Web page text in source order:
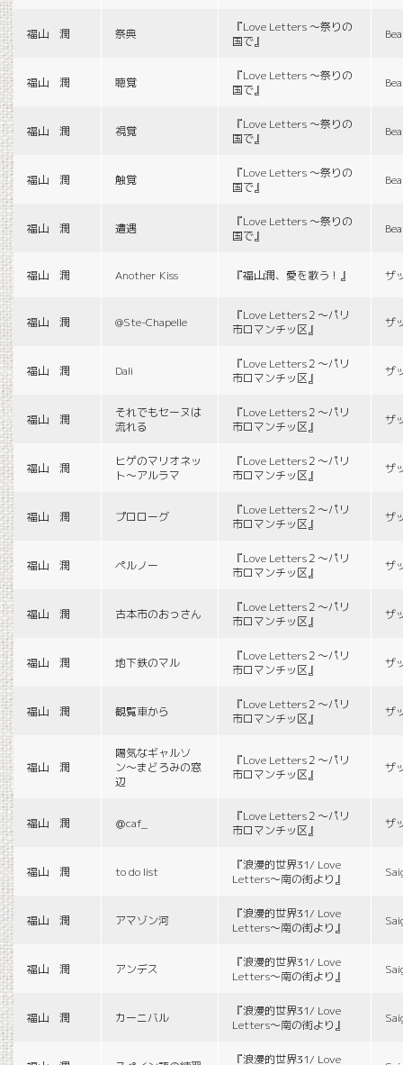
福山 潤 祭典
『Love Letters 〜祭りの
国で』
福山 潤 聴覚
『Love Letters 〜祭りの
国で』
福山 潤 視覚
『Love Letters 〜祭りの
国で』
福山 潤 触覚
『Love Letters 〜祭りの
国で』
福山 潤 遭遇
『Love Letters 〜祭りの
国で』
福山 潤 Another Kiss 『福山潤、愛を歌う！』 ザ
福山 潤 @Ste-Chapelle
『Love Letters２〜パリ
市ロマンチッ区』
ザ
福山 潤 Dali
『Love Letters２〜パリ
市ロマンチッ区』
ザ
福山 潤
それでもセーヌは
流れる
『Love Letters２〜パリ
市ロマンチッ区』
ザ
福山 潤
ヒゲのマリオネッ
ト〜アルラマ
『Love Letters２〜パリ
市ロマンチッ区』
ザ
福山 潤 プロローグ
『Love Letters２〜パリ
市ロマンチッ区』
ザ
福山 潤 ペルノー
『Love Letters２〜パリ
市ロマンチッ区』
ザ
福山 潤 古本市のおっさん
『Love Letters２〜パリ
市ロマンチッ区』
ザ
福山 潤 地下鉄のマル
『Love Letters２〜パリ
市ロマンチッ区』
ザ
福山 潤 観覧車から
『Love Letters２〜パリ
市ロマンチッ区』
ザ
福山 潤
陽気なギャルソ
ン〜まどろみの窓
辺
『Love Letters２〜パリ
市ロマンチッ区』
ザ
福山 潤 ＠caf_
『Love Letters２〜パリ
市ロマンチッ区』
ザ
福山 潤 to do list
『浪漫的世界31/ Love
Letters〜南の街より』
福山 潤 アマゾン河
『浪漫的世界31/ Love
Letters〜南の街より』
福山 潤 アンデス
『浪漫的世界31/ Love
Letters〜南の街より』
福山 潤 カーニバル
『浪漫的世界31/ Love
Letters〜南の街より』
『浪漫的世界31/ Love